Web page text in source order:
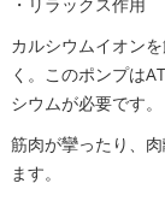
カルシウムイオン
く。このポンプは
シウムが必要です。
筋肉が攣ったり、
ます。